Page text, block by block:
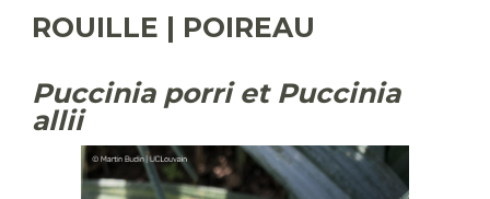
ROUILLE | POIREAU
Puccinia porri et Puccinia
allii